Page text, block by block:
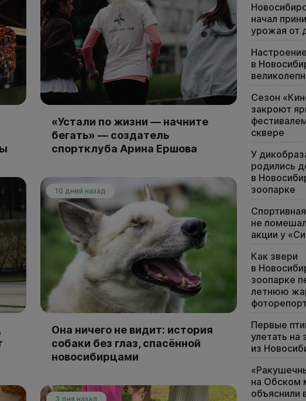
«Устали по жизни — начните
бегать» — создатель
спортклуба Арина Ершова
10 дней назад
Она ничего не видит: история
собаки без глаз, спасённой
новосибирцами
3 дня назад
начал
урожая от
в
Сезон
закроют
сквере
У
родились
в
зоопарке
не
акции у
Как звери
в
зоопарке
летнюю
Первые
улетать на
из
на Обском
объяснили